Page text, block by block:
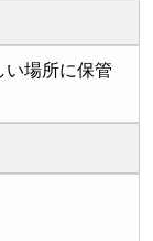
い場所に保管